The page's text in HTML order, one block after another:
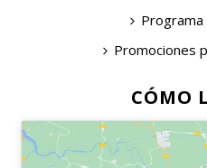
Programa
Promociones
CÓMO